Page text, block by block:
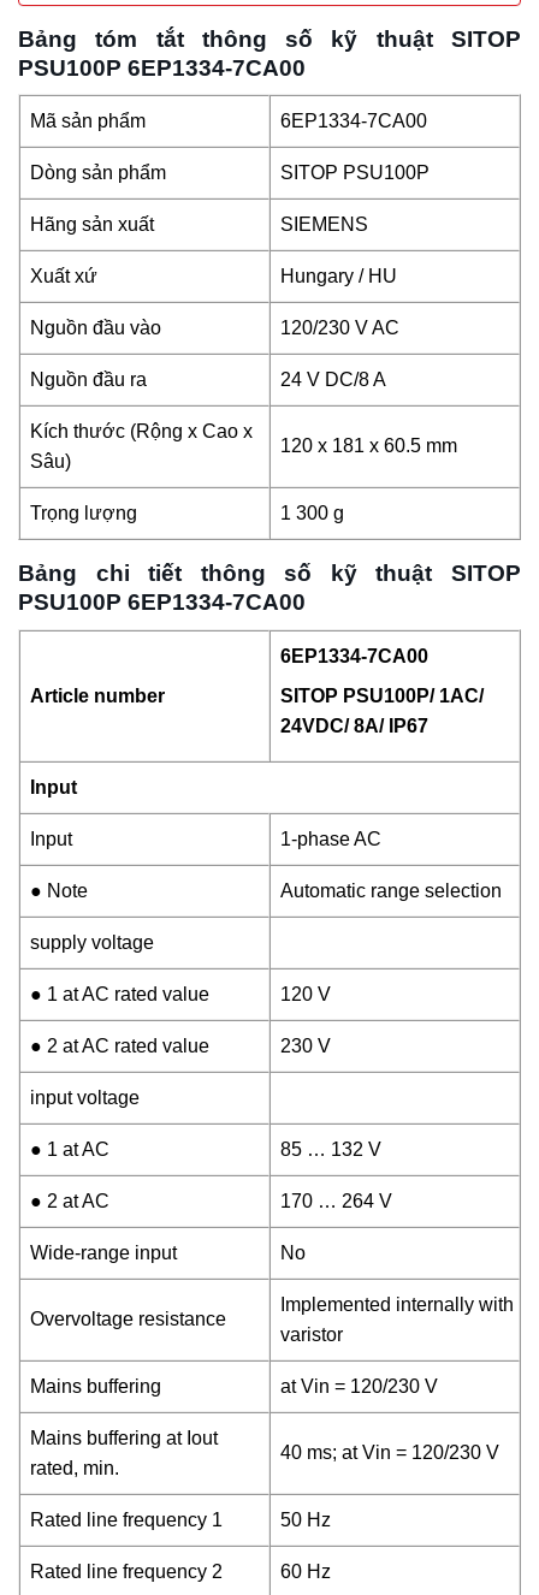
Bảng tóm tắt thông số kỹ thuật SITOP
PSU100P 6EP1334-7CA00
Mã sản phẩm 6EP1334-7CA00
Dòng sản phẩm SITOP PSU100P
Hãng sản xuất SIEMENS
Xuất xứ Hungary / HU
Nguồn đầu vào 120/230 V AC
Nguồn đầu ra 24 V DC/8 A
Kích thước (Rộng x Cao x
Sâu)
120 x 181 x 60.5 mm
Trọng lượng 1 300 g
Bảng chi tiết thông số kỹ thuật SITOP
PSU100P 6EP1334-7CA00
Article number
6EP1334-7CA00
SITOP PSU100P/ 1AC/
24VDC/ 8A/ IP67
Input
Input 1-phase AC
● Note Automatic range selection
supply voltage
● 1 at AC rated value 120 V
● 2 at AC rated value 230 V
input voltage
● 1 at AC 85 … 132 V
● 2 at AC 170 … 264 V
Wide-range input No
Overvoltage resistance
Implemented internally with
varistor
Mains buffering at Vin = 120/230 V
Mains buffering at Iout
rated, min.
40 ms; at Vin = 120/230 V
Rated line frequency 1 50 Hz
Rated line frequency 2 60 Hz